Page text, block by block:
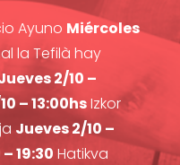
Ayuno Miércoles
la Tefilà hay
2/10 –
– 13:00hsIzkor
Jueves 2/10 –
19:30 Hatikva